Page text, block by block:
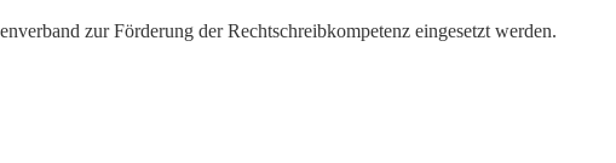
zur Förderung der Rechtschreibkompetenz eingesetzt werden.